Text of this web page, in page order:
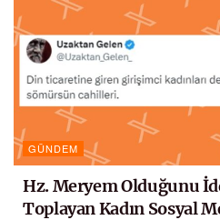
GÜNDEM
Hz. Meryem Olduğunu
Toplayan Kadın Sosyal